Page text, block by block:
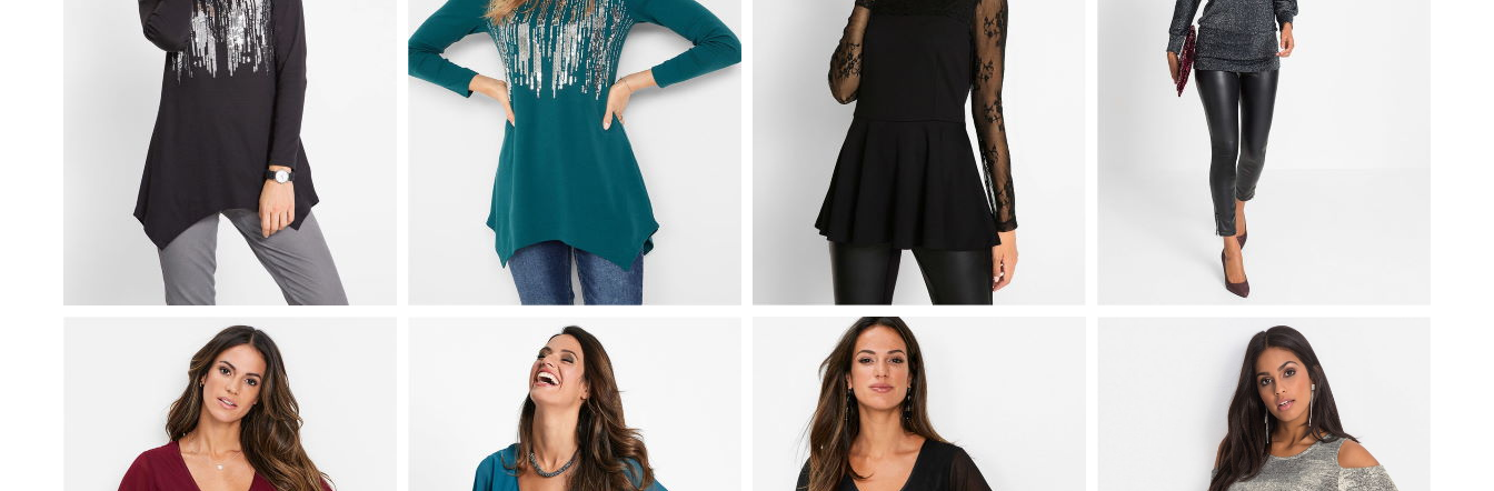
SHIRT BAWEŁNIANY Z DŁUGIMI
BOKAMI I CEKINAMI CZARNY
SHIRT BAWEŁNIANY Z DŁUGIMI
BOKAMI I CEKINAMI ZIELONY
SHIRT KORONKOWY DŁUGI
RĘKAW CZARNY
CZARNO SREBRNA BLUZKA Z
DŁUGIM RĘKAWEM NA
WIECZORNE WYJŚCIA